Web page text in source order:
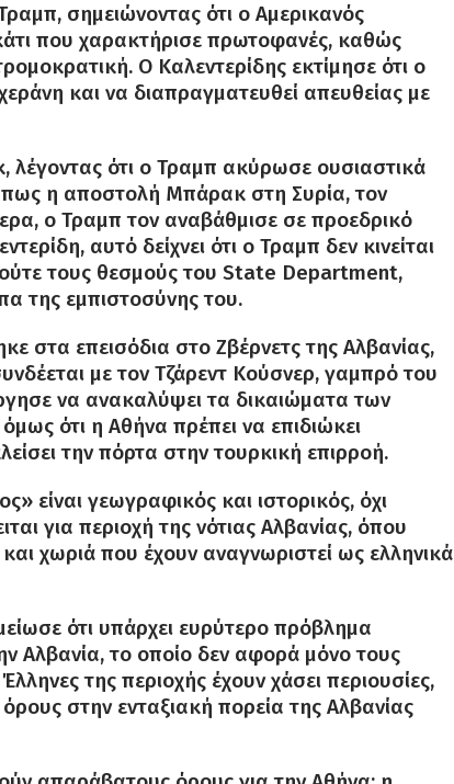
σημειώνοντας ότι ο Αμερικανός
που χαρακτήρισε πρωτοφανές, καθώς
Ο Καλεντερίδης εκτίμησε ότι ο
και να διαπραγματευθεί απευθείας με
λέγοντας ότι ο Τραμπ ακύρωσε ουσιαστικά
πως η αποστολή Μπάρακ στη Συρία, τον
ο Τραμπ τον αναβάθμισε σε προεδρικό
αυτό δείχνει ότι ο Τραμπ δεν κινείται
τους θεσμούς του State Department,
της εμπιστοσύνης του.
στα επεισόδια στο Ζβέρνετς της Αλβανίας,
με τον Τζάρεντ Κούσνερ, γαμπρό του
να ανακαλύψει τα δικαιώματα των
ότι η Αθήνα πρέπει να επιδιώκει
την πόρτα στην τουρκική επιρροή.
είναι γεωγραφικός και ιστορικός, όχι
για περιοχή της νότιας Αλβανίας, όπου
χωριά που έχουν αναγνωριστεί ως ελληνικά
ότι υπάρχει ευρύτερο πρόβλημα
Αλβανία, το οποίο δεν αφορά μόνο τους
της περιοχής έχουν χάσει περιουσίες,
στην ενταξιακή πορεία της Αλβανίας